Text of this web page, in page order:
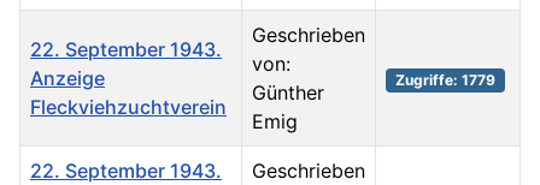
22. September 1943.
Anzeige
Fleckviehzuchtverein
Geschrieben
von:
Günther
Emig
Zugriffe: 1779
22. September 1943.
Geschrieben